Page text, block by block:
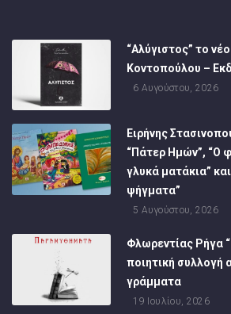
“Αλύγιστος” το
Κοντοπούλου –
6 Αυγούστου, 2026
Ειρήνης
“Πάτερ Ημών”, “Ο
γλυκά ματάκια”
ψήγματα”
5 Αυγούστου, 2026
Φλωρεντίας Ρήγα
ποιητική συλλογή
γράμματα
19 Ιουλίου, 2026